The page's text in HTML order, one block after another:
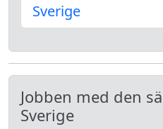
Sverige
Jobben med den
Sverige